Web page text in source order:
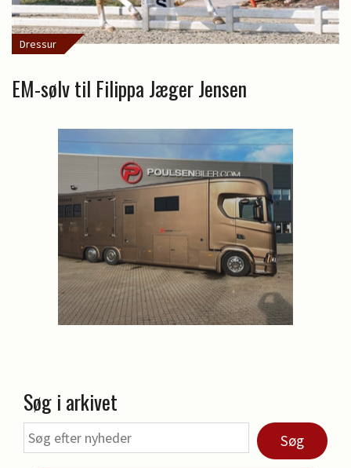
Dressur
EM-sølv til Filippa Jæger Jensen
Søg i arkivet
Søg